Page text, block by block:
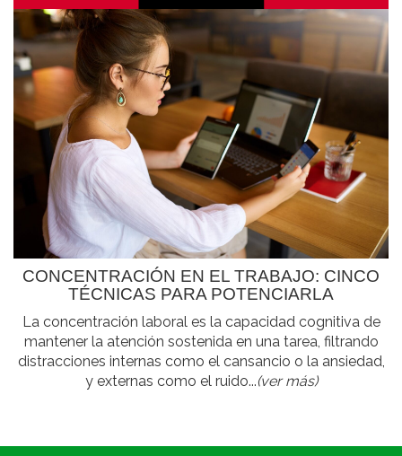
CONCENTRACIÓN EN EL TRABAJO: CINCO
TÉCNICAS PARA POTENCIARLA
La concentración laboral es la capacidad cognitiva de
mantener la atención sostenida en una tarea, filtrando
distracciones internas como el cansancio o la ansiedad,
y externas como el ruido...(ver más)